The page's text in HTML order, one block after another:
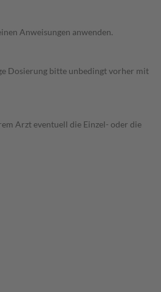
Anweisungen anwenden.
Dosierung bitte unbedingt vorher mit
Arzt eventuell die Einzel- oder die